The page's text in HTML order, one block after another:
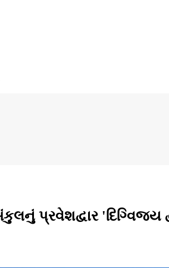
પ્રવેશદ્વાર 'દિગ્વિજય